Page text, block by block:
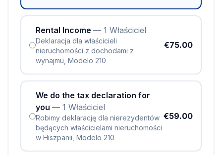
Rental Income — 1 Właściciel
Deklaracja dla właścicieli
nieruchomości z dochodami z
wynajmu, Modelo 210
€75.00
We do the tax declaration for
you — 1 Właściciel
Robimy deklarację dla nierezydentów
będących właścicielami nieruchomości
w Hiszpanii, Modelo 210
€59.00